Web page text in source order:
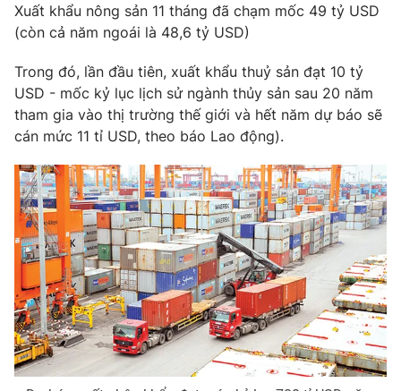
Xuất khẩu nông sản 11 tháng đã chạm mốc 49 tỷ USD
(còn cả năm ngoái là 48,6 tỷ USD)
Trong đó, lần đầu tiên, xuất khẩu thuỷ sản đạt 10 tỷ
USD - mốc kỷ lục lịch sử ngành thủy sản sau 20 năm
tham gia vào thị trường thế giới và hết năm dự báo sẽ
cán mức 11 tỉ USD, theo báo Lao động).